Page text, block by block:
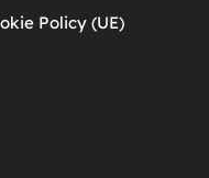
Policy (UE)